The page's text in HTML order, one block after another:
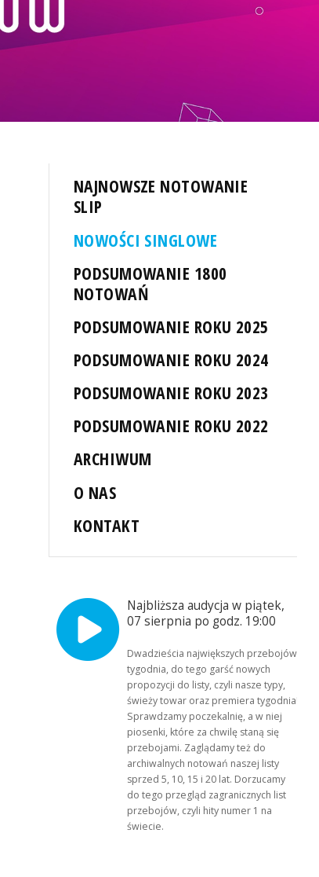
NAJNOWSZE NOTOWANIE
SLIP
NOWOŚCI SINGLOWE
PODSUMOWANIE 1800
NOTOWAŃ
PODSUMOWANIE ROKU 2025
PODSUMOWANIE ROKU 2024
PODSUMOWANIE ROKU 2023
PODSUMOWANIE ROKU 2022
ARCHIWUM
O NAS
KONTAKT
Najbliższa audycja w piątek,
07 sierpnia po godz. 19:00
Dwadzieścia największych przebojów
tygodnia, do tego garść nowych
propozycji do listy, czyli nasze typy,
świeży towar oraz premiera tygodnia!
Sprawdzamy poczekalnię, a w niej
piosenki, które za chwilę staną się
przebojami. Zaglądamy też do
archiwalnych notowań naszej listy
sprzed 5, 10, 15 i 20 lat. Dorzucamy
do tego przegląd zagranicznych list
przebojów, czyli hity numer 1 na
świecie.